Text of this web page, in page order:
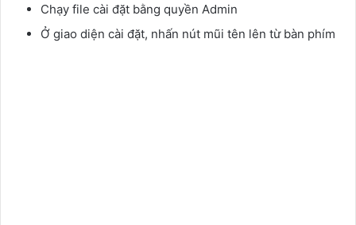
Chạy file cài đặt bằng quyền Admin
Ở giao diện cài đặt, nhấn nút mũi tên lên từ bàn phím